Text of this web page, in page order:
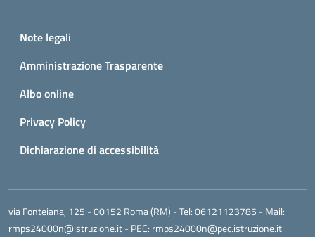
Small prints
Note legali
Amministrazione Trasparente
Albo online
Privacy Policy
Dichiarazione di accessibilità
via Fonteiana, 125 - 00152 Roma (RM) - Tel:06121123785 - Mail:
rmps24000n@istruzione.it- PEC: rmps24000n@pec.istruzione.it